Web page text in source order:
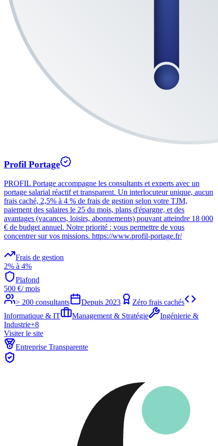
Profil Portage
PROFIL Portage accompagne les consultants et experts avec un
portage salarial réactif et transparent. Un interlocuteur unique, aucun
frais caché, 2,5% à 4 % de frais de gestion selon votre TJM,
paiement des salaires le 25 du mois, plans d'épargne, et des
avantages (vacances, loisirs, abonnements) pouvant atteindre 18 000
€ de budget annuel. Notre priorité : vous permettre de vous
concentrer sur vos missions. https://www.profil-portage.fr/
Frais de gestion
2% à 4%
Plafond
500 €/ mois
> 200 consultants
Depuis 2023
Zéro frais cachés
Informatique & IT
Management & Stratégie
Ingénierie &
Industrie+8
Visiter le site
Entreprise Transparente